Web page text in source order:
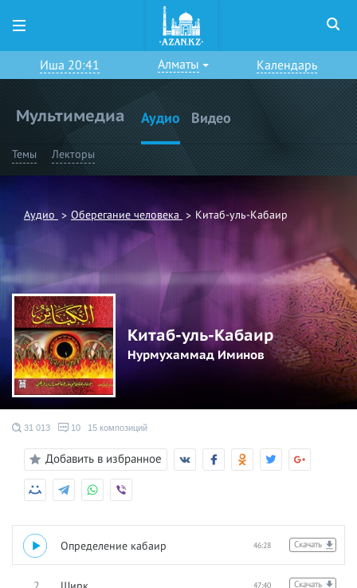
Иша 20:41 Алматы Календарь
Мультимедиа Аудио Видео
Темы Лекторы
Аудио Оберегание человека Китаб-уль-Кабаир
Китаб-уль-Кабаир
Нурмухаммад Иминов
31 013 10 15 композиций
Добавить в избранное
Скачать
46:28
1 Определение кабаир
Скачать
47:40